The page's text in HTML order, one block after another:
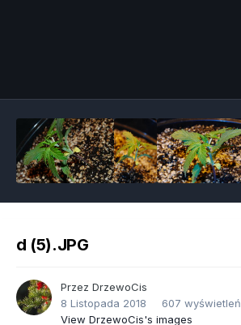
d (5).JPG
Przez DrzewoCis
8 Listopada 2018
607 wyświetleń
View DrzewoCis's images